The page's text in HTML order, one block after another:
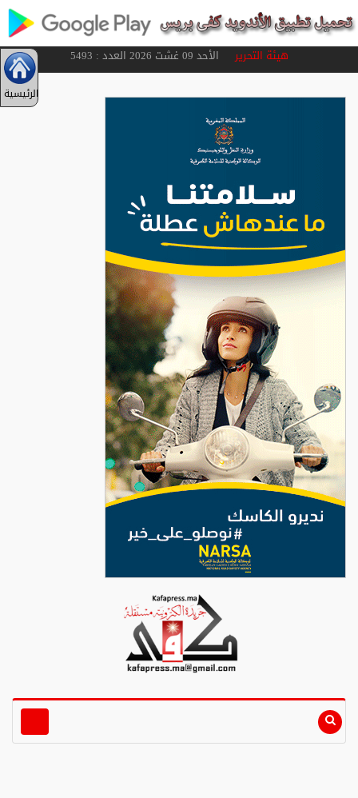
هيئة التحريرالأحد 09 غشت 2026 العدد : 5493
الرئيسية